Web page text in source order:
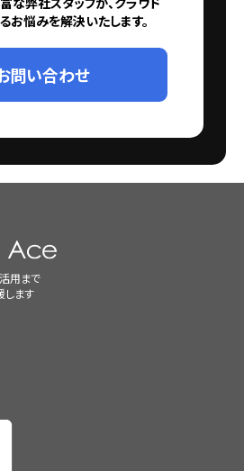
お悩みを解決いたします。
問い合わせ
用まで
します